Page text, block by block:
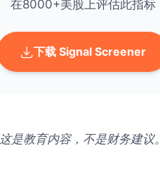
在8000+美股上评估此指标
下载 Signal Screener
这是教育内容，不是财务建议。